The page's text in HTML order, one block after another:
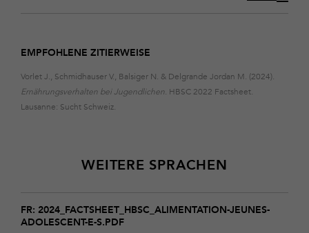
EMPFOHLENE ZITIERWEISE
Vorlet J., Schmidhauser V., Balsiger N. & Delgrande Jordan M. (2024).
Ernährungsverhalten bei Jugendlichen. HBSC 2022 Factsheet.
Lausanne: Sucht Schweiz.
WEITERE SPRACHEN
FR: 2024_FACTSHEET_HBSC_ALIMENTATION-JEUNES-
ADOLESCENT-E-S.PDF
2024_Factsheet_hbsc_alimentation-
jeunes-